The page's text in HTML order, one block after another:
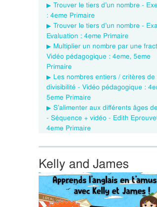
Trouver le tiers d’un nombre -
: 4eme Primaire
Trouver le tiers d’un nombre -
Evaluation : 4eme Primaire
Multiplier un nombre par une
Vidéo pédagogique : 4eme, 5eme
Primaire
Les nombres entiers / critères de
divisibilité - Vidéo pédagogique :
5eme Primaire
S’alimenter aux différents âges
- Séquence + vidéo - Edith
4eme Primaire
Kelly and James